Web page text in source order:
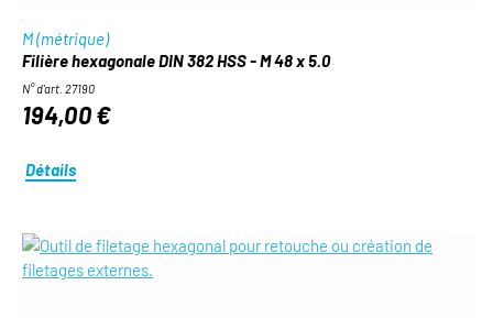
M (métrique)
Filière hexagonale DIN 382 HSS - M 48 x 5.0
N° d'art. 27190
194,00 €
Détails